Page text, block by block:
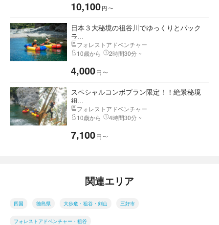
10,100円 〜
日本３大秘境の祖谷川でゆっくりとパック
ラ...
フォレストアドベンチャー
10歳から
2時間30分 ~
4,000円 〜
スペシャルコンボプラン限定！！絶景秘境
祖...
フォレストアドベンチャー
10歳から
4時間30分 ~
7,100円 〜
関連エリア
四国 徳島県 大歩危・祖谷・剣山 三好市
フォレストアドベンチャー・祖谷